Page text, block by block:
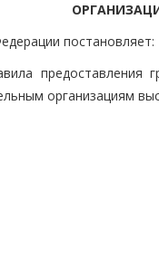
постановляет:
организациям